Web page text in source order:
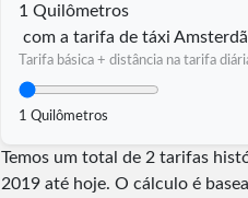
1 Quilômetros
com a tarifa de táxi
Tarifa básica + distância na tarifa
1 Quilômetros
Temos um total de 2 tarifas
2019 até hoje. O cálculo é